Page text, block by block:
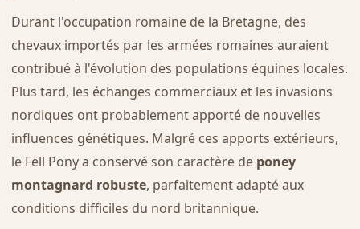
Durant l'occupation romaine de la Bretagne, des
chevaux importés par les armées romaines auraient
contribué à l'évolution des populations équines locales.
Plus tard, les échanges commerciaux et les invasions
nordiques ont probablement apporté de nouvelles
influences génétiques. Malgré ces apports extérieurs,
le Fell Pony a conservé son caractère de poney
montagnard robuste, parfaitement adapté aux
conditions difficiles du nord britannique.